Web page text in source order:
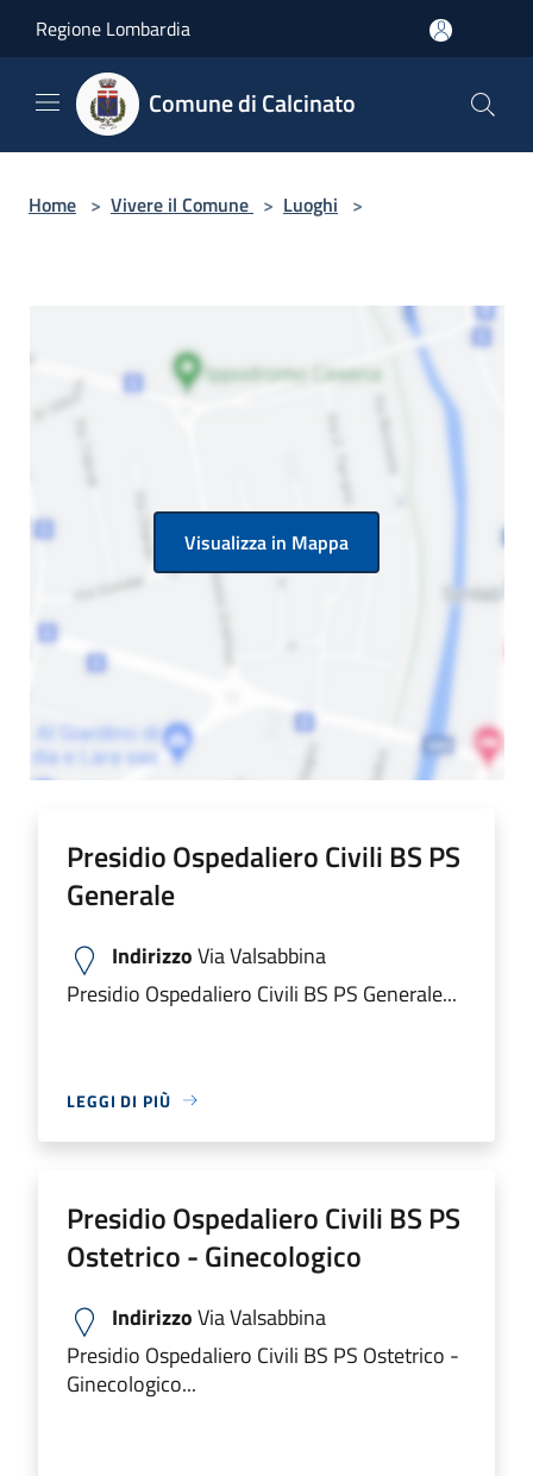
Regione Lombardia
Comune di Calcinato
Home > Vivere il Comune > Luoghi >
Visualizza in Mappa
Presidio Ospedaliero Civili BS PS
Generale
IndirizzoVia Valsabbina
Presidio Ospedaliero Civili BS PS Generale...
LEGGI DI PIÙ
Presidio Ospedaliero Civili BS PS
Ostetrico - Ginecologico
IndirizzoVia Valsabbina
Presidio Ospedaliero Civili BS PS Ostetrico -
Ginecologico...